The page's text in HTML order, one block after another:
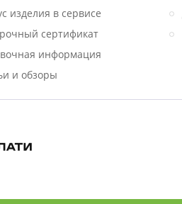
изделия в сервисе
сертификат
информация
и обзоры